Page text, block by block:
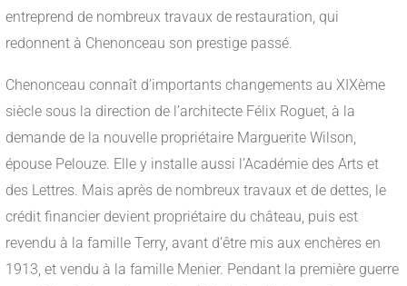
entreprend de nombreux travaux de restauration, qui
redonnent à Chenonceau son prestige passé.
Chenonceau connaît d’importants changements au XIXème
siècle sous la direction de l’architecte Félix Roguet, à la
demande de la nouvelle propriétaire Marguerite Wilson,
épouse Pelouze. Elle y installe aussi l’Académie des Arts et
des Lettres. Mais après de nombreux travaux et de dettes, le
crédit financier devient propriétaire du château, puis est
revendu à la famille Terry, avant d’être mis aux enchères en
1913, et vendu à la famille Menier. Pendant la première guerre